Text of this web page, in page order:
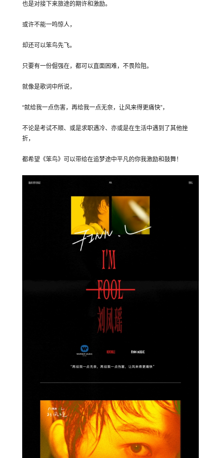
也是对接下来旅途的期许和激励。
或许不能一鸣惊人，
却还可以笨鸟先飞。
只要有一份倔强在，都可以直面困难，不畏险阻。
就像是歌词中所说，
“就给我一点伤害，再给我一点无奈，让风来得更痛快”，
不论是考试不顺、或是求职遇冷、亦或是在生活中遇到了其他挫
折，
都希望《笨鸟》可以带给在追梦途中平凡的你我激励和鼓舞！